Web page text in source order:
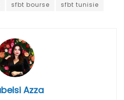
sfbt bourse sfbt tunisie
Azza